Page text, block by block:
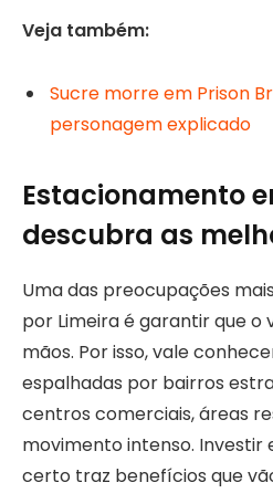
Veja também:
Sucre morre em Prison
personagem explicado
Estacionamento
descubra as
Uma das preocupações
por Limeira é garantir que o
mãos. Por isso, vale
espalhadas por bairros
centros comerciais, áreas
movimento intenso.
certo traz benefícios que